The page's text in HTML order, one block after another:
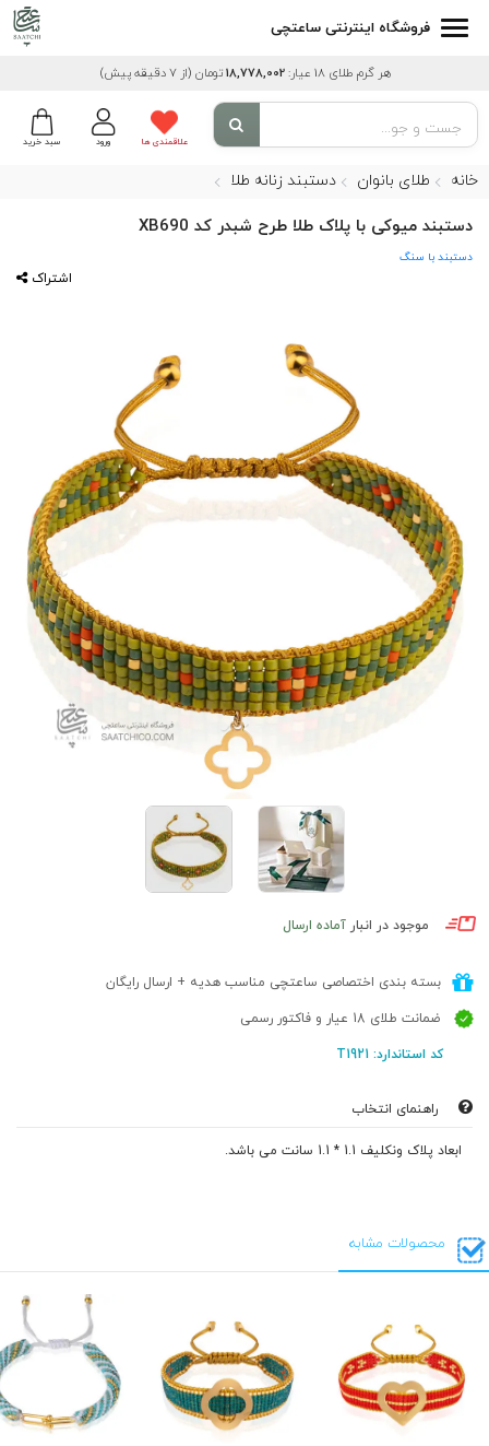
فروشگاه اینترنتی ساعتچی
هر گرم طلای 18 عیار: 18,778,002 تومان (از 7 دقیقه پیش)
سبد خرید ورود علاقمندی ها
خانه طلای بانوان دستبند زنانه طلا
دستبند میوکی با پلاک طلا طرح شبدر کد XB690
دستبند با سنگ
اشتراک
موجود در انبار آماده ارسال
بسته بندی اختصاصی ساعتچی مناسب هدیه + ارسال رایگان
ضمانت طلای 18 عیار و فاکتور رسمی
کد استاندارد: T1921
راهنمای انتخاب
ابعاد پلاک ونکلیف 1.1 * 1.1 سانت می باشد.
محصولات مشابه